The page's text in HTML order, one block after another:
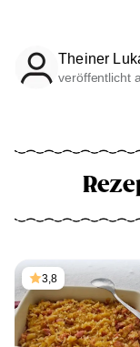
Theiner
veröffentlicht
3,8